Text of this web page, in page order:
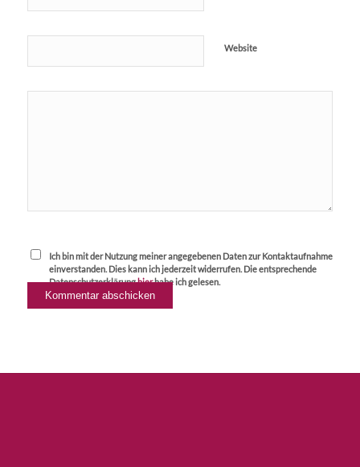
Website
Ich bin mit der Nutzung meiner angegebenen Daten zur Kontaktaufnahme
einverstanden. Dies kann ich jederzeit widerrufen. Die entsprechende
Datenschutzerklärunghierhabe ich gelesen.